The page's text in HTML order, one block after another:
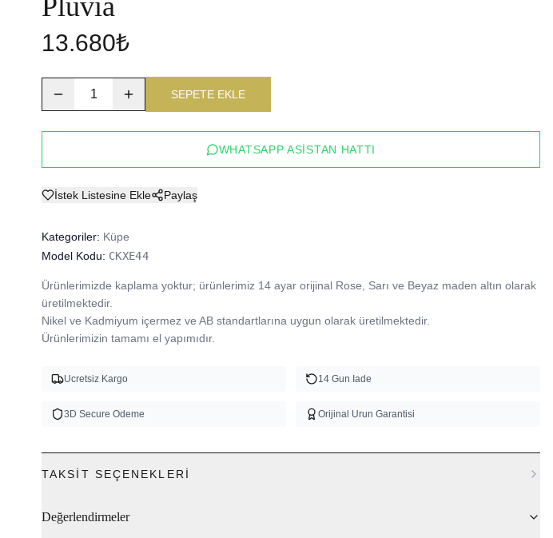
Pluvia
13.680₺
1 SEPETE EKLE
WHATSAPP ASISTAN HATTI
İstek Listesine Ekle Paylaş
Kategoriler: Küpe
Model Kodu: CKXE44
Ürünlerimizde kaplama yoktur; ürünlerimiz 14 ayar orijinal Rose, Sarı ve Beyaz maden altın olarak
üretilmektedir.
Nikel ve Kadmiyum içermez ve AB standartlarına uygun olarak üretilmektedir.
Ürünlerimizin tamamı el yapımıdır.
Ucretsiz Kargo 14 Gun Iade
3D Secure Odeme Orijinal Urun Garantisi
TAKSIT SEÇENEKLERI
Değerlendirmeler